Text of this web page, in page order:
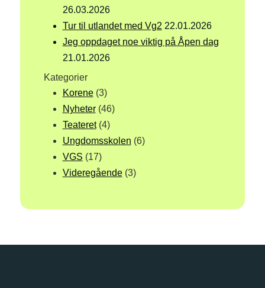
26.03.2026
Tur til utlandet med Vg2 22.01.2026
Jeg oppdaget noe viktig på Åpen dag
21.01.2026
Kategorier
Korene(3)
Nyheter(46)
Teateret(4)
Ungdomsskolen (6)
VGS (17)
Videregående(3)